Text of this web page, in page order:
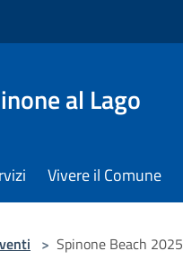
al Lago
Vivere il Comune
> Spinone Beach 2025